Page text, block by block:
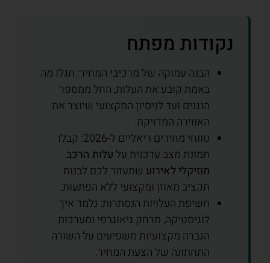
נקודות מפתח
הבנה עמוקה של מרכיבי המחיר: תגלו מה
באמת קובע את העלות, החל ממספר
הנגנים ועד לניסיון המקצועי שיוצר את
האווירה המדויקת.
טווחי מחירים ריאליים ל-2026: קבלו
תמונת מצב עדכנית על עלות הרכב
מוזיקלי לאירוע שתעזור לכם לבנות
תקציב מאוזן ומקצועי ללא הפתעות.
חשיפת העלויות הנסתרות: נלמד איך
לוגיסטיקה, מרחק גיאוגרפי ומערכות
הגברה מקצועיות משפיעים על השורה
התחתונה של הצעת המחיר.